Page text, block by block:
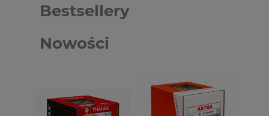
Nowości
Bestsellery